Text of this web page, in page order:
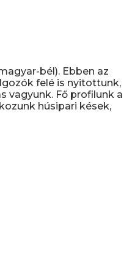
bél). Ebben az
felé is nyitottunk,
vagyunk. Fő profilunk a
húsipari kések,